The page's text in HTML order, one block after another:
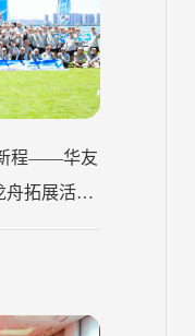
舟拓展活动